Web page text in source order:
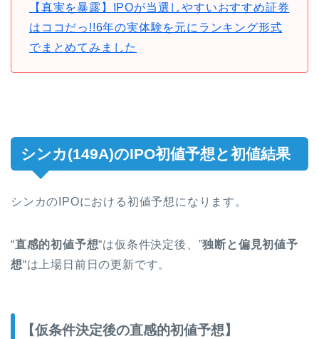
【真実を暴露】IPOが当選しやすいおすすめ証券
はココだっ!!6年の実体験を元にランキング形式
でまとめてみました
シンカ(149A)のIPO初値予想と初値結果
シンカのIPOにおける初値予想になります。
“直感的初値予想“は仮条件決定後、”独断と偏見初値予
想“は上場日前日の更新です。
【仮条件決定後の直感的初値予想】